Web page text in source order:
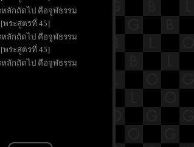
หลักถัดไป คือจูฬธรรม
พระสูตรที่ 45]
หลักถัดไป คือจูฬธรรม
พระสูตรที่ 45]
หลักถัดไป คือจูฬธรรม
หลักถัดไป คือจูฬธรรม